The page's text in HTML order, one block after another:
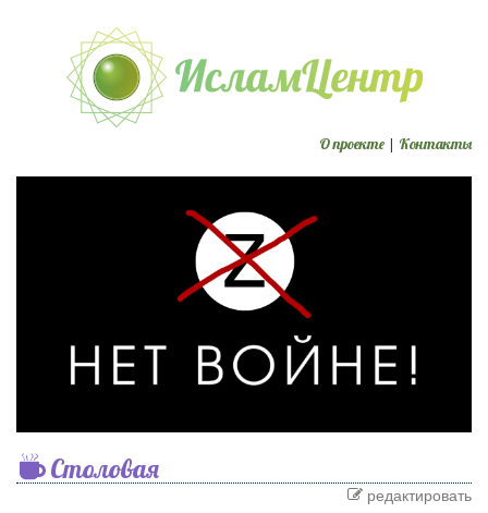
О проекте | Контакты
Столовая
редактировать